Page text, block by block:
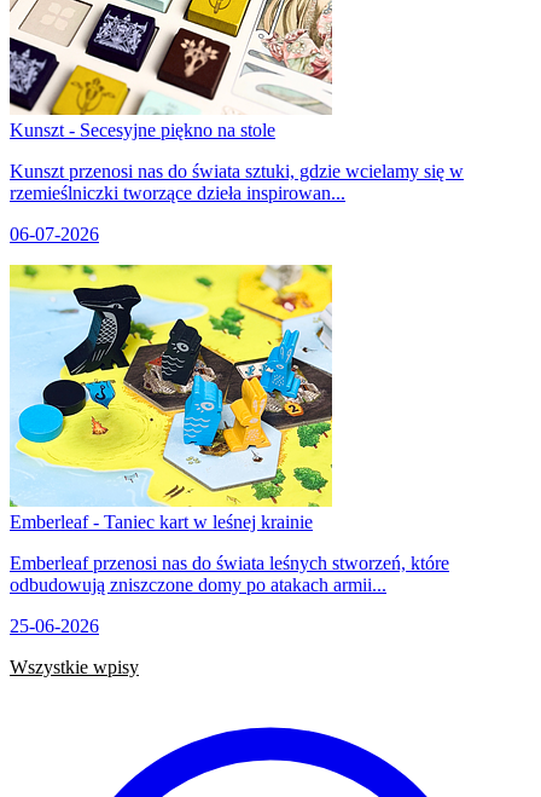
Kunszt - Secesyjne piękno na stole
Kunszt przenosi nas do świata sztuki, gdzie wcielamy się w
rzemieślniczki tworzące dzieła inspirowan...
06-07-2026
Emberleaf - Taniec kart w leśnej krainie
Emberleaf przenosi nas do świata leśnych stworzeń, które
odbudowują zniszczone domy po atakach armii...
25-06-2026
Wszystkie wpisy